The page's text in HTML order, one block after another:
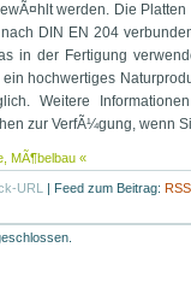
werden. Die
nach DIN EN 204
in der Fertigung
hochwertiges
Weitere
zur VerfÃ¼gung, wenn
MÃ¶belbau «
URL | Feed zum Beitrag: